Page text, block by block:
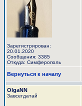
Зарегистрирован:
20.01.2020
Сообщения: 3385
Откуда: Симферополь
Вернуться к началу
OlgaNN
Завсегдатай